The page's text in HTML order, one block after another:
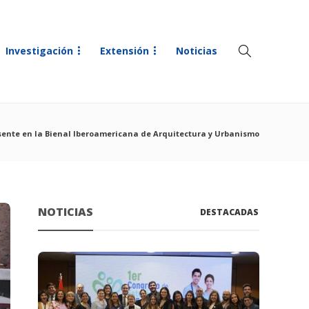
Investigación Extensión Noticias
en la Bienal Iberoamericana de Arquitectura y Urbanismo
NOTICIAS DESTACADAS